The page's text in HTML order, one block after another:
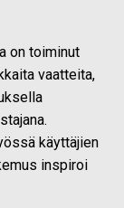
on toiminut
vaatteita,
käyttäjien
inspiroi